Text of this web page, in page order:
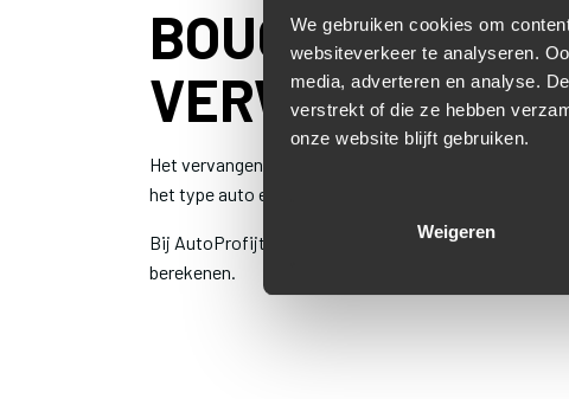
We gebruiken cookies om
websiteverkeer te analyseren.
media, adverteren en analyse.
verstrekt of die ze hebben
onze website blijft gebruiken.
Weigeren
BOUGIES
VERWACHTEN
Het vervangen van bougies is een snelle en
het type auto en de gebruikte bougies.
Bij AutoProfijt krijg je vooraf een duidelijke
berekenen.